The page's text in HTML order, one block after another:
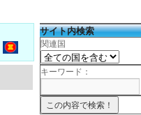
サイト内検索
関連国
キーワード：